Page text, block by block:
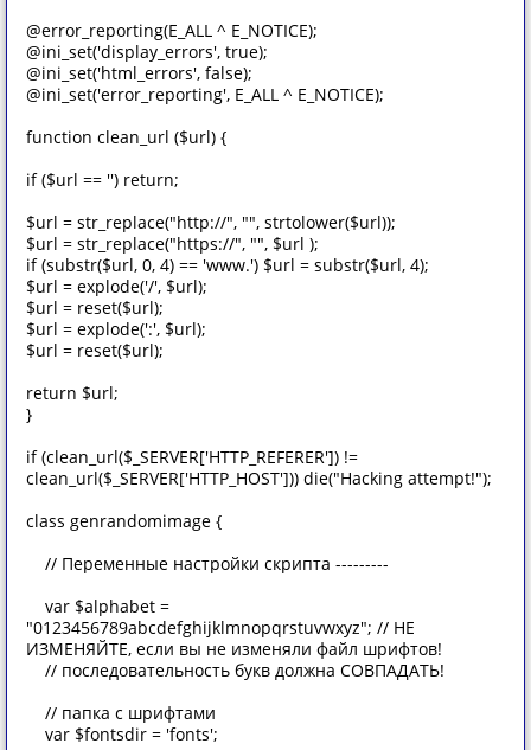
@error_reporting(E_ALL ^ E_NOTICE);
@ini_set('display_errors', true);
@ini_set('html_errors', false);
@ini_set('error_reporting', E_ALL ^ E_NOTICE);
function clean_url ($url) {
if ($url == '') return;
$url = str_replace("http://", "", strtolower($url));
$url = str_replace("https://", "", $url );
if (substr($url, 0, 4) == 'www.') $url = substr($url, 4);
$url = explode('/', $url);
$url = reset($url);
$url = explode(':', $url);
$url = reset($url);
return $url;
}
if (clean_url($_SERVER['HTTP_REFERER']) !=
clean_url($_SERVER['HTTP_HOST'])) die("Hacking attempt!");
class genrandomimage {
// Переменные настройки скрипта ---------
var $alphabet =
"0123456789abcdefghijklmnopqrstuvwxyz"; // НЕ
ИЗМЕНЯЙТЕ, если вы не изменяли файл шрифтов!
// последовательность букв должна СОВПАДАТЬ!
// папка с шрифтами
var $fontsdir = 'fonts';